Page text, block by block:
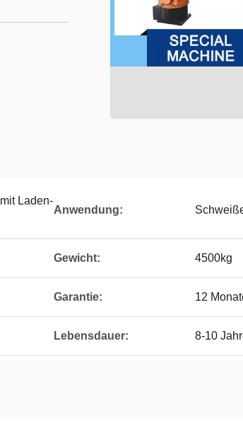
Laden-
Anwendung:
Gewicht: 4500kg
Garantie: 12
Lebensdauer: 8-10